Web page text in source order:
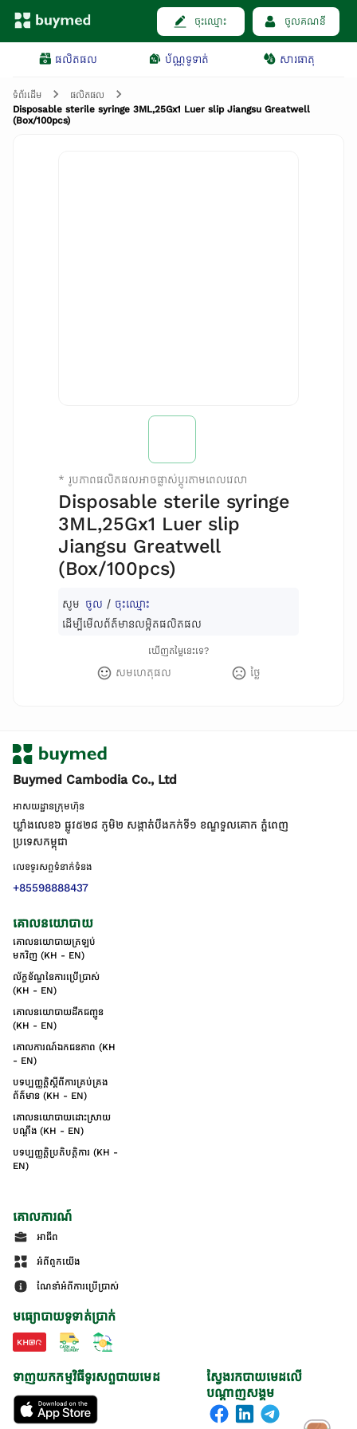
ចុះឈ្មោះ ចូលគណនី
ផលិតផល ប័ណ្ណទូទាត់ សារធាតុ
ទំព័រដើម
ផលិតផល
Disposable sterile syringe 3ML,25Gx1 Luer slip Jiangsu Greatwell
(Box/100pcs)
* រូបភាពផលិតផលអាចផ្លាស់ប្តូរតាមពេលវេលា
Disposable sterile syringe
3ML,25Gx1 Luer slip
Jiangsu Greatwell
(Box/100pcs)
សូម ចូល / ចុះឈ្មោះ
ដើម្បីមើលព័ត៌មានលម្អិតផលិតផល
ឃើញតម្លៃនេះទេ?
សមហេតុផល ថ្លៃ
Buymed Cambodia Co., Ltd
អាសយដ្ឋានក្រុមហ៊ុន
ឃ្លាំងលេខ៦ ផ្លូវ៥២៨ ភូមិ២ សង្កាត់់បឹងកក់ទី១ ខណ្ឌទួលគោក ភ្នំពេញ
ប្រទេសកម្ពុជា
លេខទូរសព្ទទំនាក់ទំនង
+85598888437
គោលនយោបាយ
គោលនយោបាយត្រឡប់
មកវិញ (KH - EN)
ល័ក្ខខ័ណ្ឌនៃការប្រើប្រាស់
(KH - EN)
គោលនយោបាយដឹកជញ្ជូន
(KH - EN)
គោលការណ៍ឯកជនភាព (KH
- EN)
បទប្បញ្ញត្តិស្តីពីការគ្រប់គ្រង
ព័ត៌មាន (KH - EN)
គោលនយោបាយដោះស្រាយ
បណ្ដឹង (KH - EN)
បទប្បញ្ញត្តិប្រតិបត្តិការ (KH -
EN)
គោលការណ៍
អាជីព
អំពីពួកយើង
ណែនាំអំពីការប្រើប្រាស់
មធ្យោបាយទូទាត់ប្រាក់
ស្វែងរកបាយមេដលើ
បណ្តាញសង្គម
ទាញយកកម្មវិធីទូរសព្ទបាយមេដ